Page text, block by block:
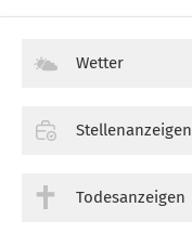
Wetter
Stellenanzeigen
Todesanzeigen